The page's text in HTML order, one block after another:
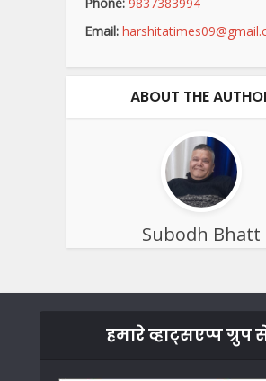
Email:
ABOUT THE
Subodh Bhatt
हमारे व्हाट्सएप्प ग्रुप